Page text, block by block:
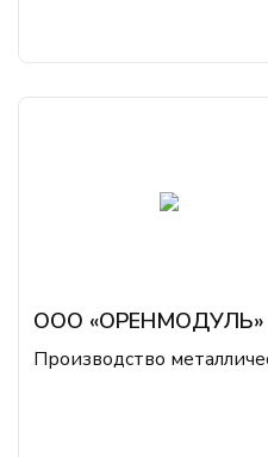
ООО «ОРЕНМОДУЛЬ»
Производство